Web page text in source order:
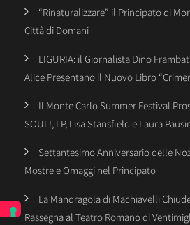
“Rinaturalizzare” il Principato di
Città di Domani
LIGURIA: il Giornalista Dino
Alice Presentano il Nuovo Libro
Il Monte Carlo Summer Festival
SOUL!, LP, Lisa Stansfield e Laura
Settantesimo Anniversario delle
Mostre e Omaggi nel Principato
La Mandragola di Machiavelli
Rassegna al Teatro Romano di